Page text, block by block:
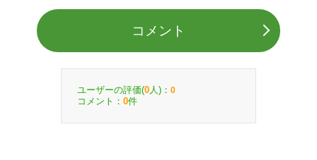
コメント
ユーザーの評価(0 人)： 0
コメント： 0件